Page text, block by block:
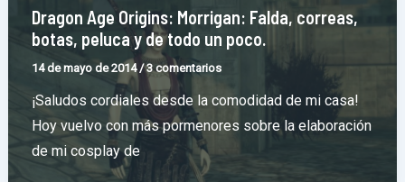
Dragon Age Origins: Morrigan: Falda, correas,
botas, peluca y de todo un poco.
14 de mayo de 2014/3 comentarios
¡Saludos cordiales desde la comodidad de mi casa!
Hoy vuelvo con más pormenores sobre la elaboración
de mi cosplay de